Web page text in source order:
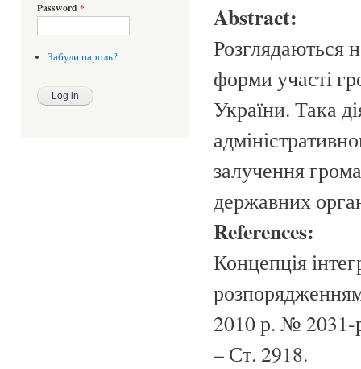
Password *
Забули пароль?
Abstract:
Розглядаються
форми участі
України. Така
залучення
державних
References:
Концепція
2010 р. № 2031-
– Ст. 2918.